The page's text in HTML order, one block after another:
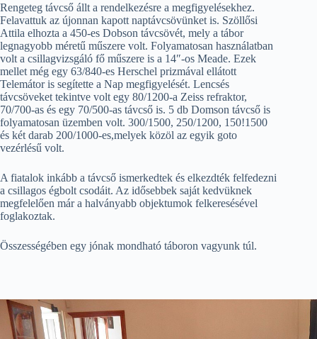
Rengeteg távcső állt a rendelkezésre a megfigyelésekhez.
Felavattuk az újonnan kapott naptávcsövünket is. Szöllősi
Attila elhozta a 450-es Dobson távcsövét, mely a tábor
legnagyobb méretű műszere volt. Folyamatosan használatban
volt a csillagvizsgáló fő műszere is a 14″-os Meade. Ezek
mellet még egy 63/840-es Herschel prizmával ellátott
Telemátor is segítette a Nap megfigyelését. Lencsés
távcsöveket tekintve volt egy 80/1200-a Zeiss refraktor,
70/700-as és egy 70/500-as távcső is. 5 db Domson távcső is
folyamatosan üzemben volt. 300/1500, 250/1200, 150!1500
és két darab 200/1000-es,melyek közöl az egyik goto
vezérlésű volt.
A fiatalok inkább a távcső ismerkedtek és elkezdték felfedezni
a csillagos égbolt csodáit. Az idősebbek saját kedvüknek
megfelelően már a halványabb objektumok felkeresésével
foglakoztak.
Összességében egy jónak mondható táboron vagyunk túl.